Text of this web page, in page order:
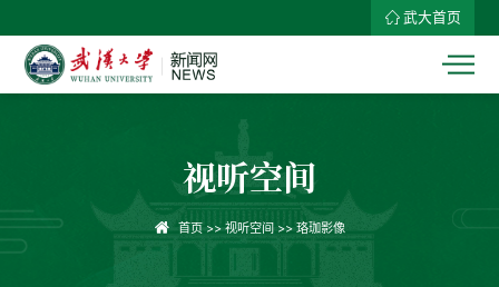
武大首页
视听空间
首页>> 视听空间>> 珞珈影像